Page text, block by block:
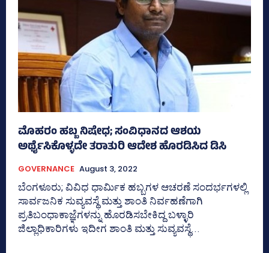
ಮೊಹರಂ ಹಬ್ಬ ನಿಷೇಧ; ಸಂವಿಧಾನದ ಆಶಯ
ಅರ್ಥೈಸಿಕೊಳ್ಳದೇ ತರಾತುರಿ ಆದೇಶ ಹೊರಡಿಸಿದ ಡಿಸಿ
GOVERNANCE August 3, 2022
ಬೆಂಗಳೂರು; ವಿವಿಧ ಧಾರ್ಮಿಕ ಹಬ್ಬಗಳ ಆಚರಣೆ ಸಂದರ್ಭಗಳಲ್ಲಿ
ಸಾರ್ವಜನಿಕ ಸುವ್ಯವಸ್ಥೆ ಮತ್ತು ಶಾಂತಿ ನಿರ್ವಹಣೆಗಾಗಿ
ಪ್ರತಿಬಂಧಾಕಾಜ್ಞೆಗಳನ್ನು ಹೊರಡಿಸಬೇಕಿದ್ದ ಬಳ್ಳಾರಿ
ಜಿಲ್ಲಾಧಿಕಾರಿಗಳು ಇದೀಗ ಶಾಂತಿ ಮತ್ತು ಸುವ್ಯವಸ್ಥೆ...